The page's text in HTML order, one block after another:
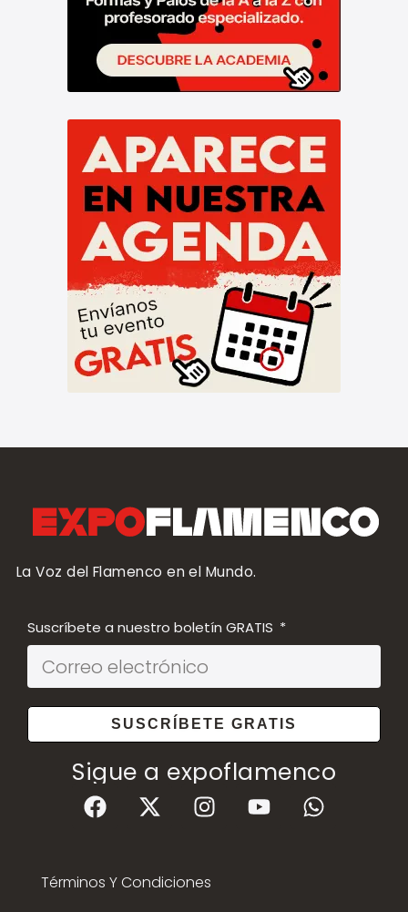
La Voz del Flamenco en el Mundo.
Suscríbete a nuestro boletín GRATIS
SUSCRÍBETE GRATIS
Sigue a expoflamenco
Términos Y Condiciones